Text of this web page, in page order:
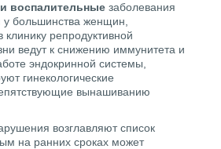
воспалительные заболевания
у большинства женщин,
репродуктивной
ведут к снижению иммунитета и
эндокринной системы,
гинекологические
вынашиванию
возглавляют список
на ранних сроках может